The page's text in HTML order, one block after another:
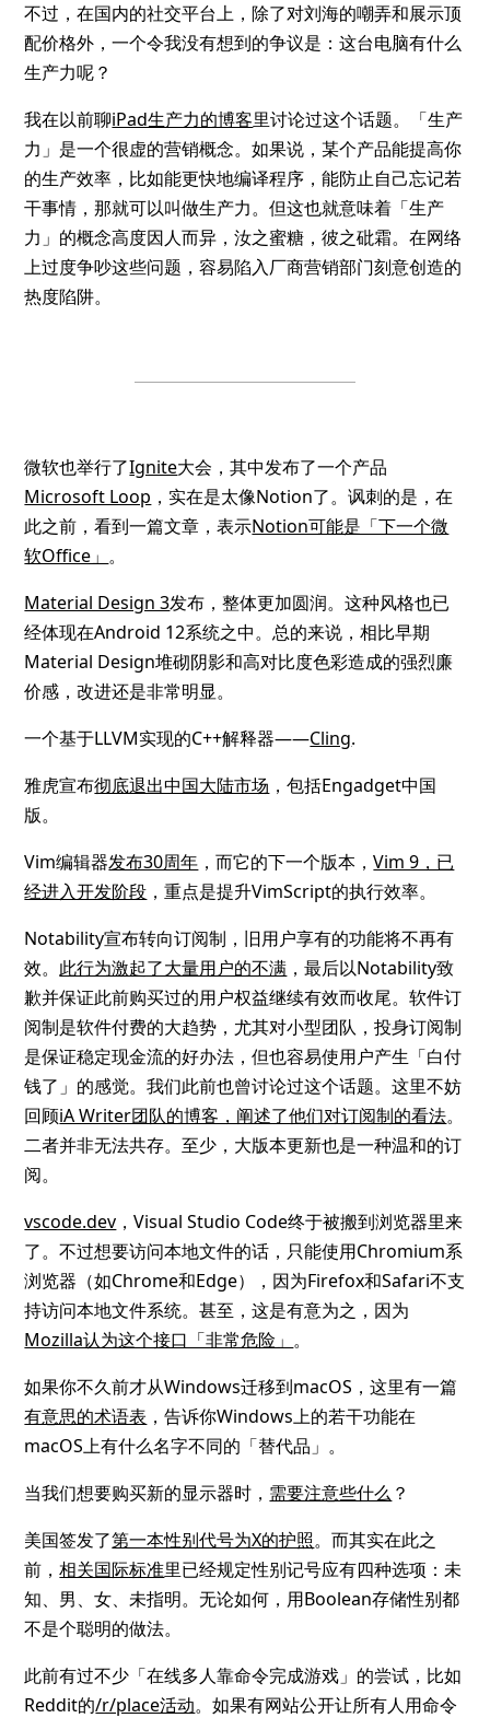
不过，在国内的社交平台上，除了对刘海的嘲弄和展示顶
配价格外，一个令我没有想到的争议是：这台电脑有什么
生产力呢？
我在以前聊iPad生产力的博客里讨论过这个话题。「生产
力」是一个很虚的营销概念。如果说，某个产品能提高你
的生产效率，比如能更快地编译程序，能防止自己忘记若
干事情，那就可以叫做生产力。但这也就意味着「生产
力」的概念高度因人而异，汝之蜜糖，彼之砒霜。在网络
上过度争吵这些问题，容易陷入厂商营销部门刻意创造的
热度陷阱。
微软也举行了Ignite大会，其中发布了一个产品
Microsoft Loop ，实在是太像Notion了。讽刺的是，在
此之前，看到一篇文章，表示Notion可能是「下一个微
软Office」 。
Material Design 3发布，整体更加圆润。这种风格也已
经体现在Android 12系统之中。总的来说，相比早期
Material Design堆砌阴影和高对比度色彩造成的强烈廉
价感，改进还是非常明显。
一个基于LLVM实现的C++解释器——Cling.
雅虎宣布彻底退出中国大陆市场 ，包括Engadget中国
版。
Vim编辑器发布30周年 ，而它的下一个版本，Vim 9，已
经进入开发阶段 ，重点是提升VimScript的执行效率。
Notability宣布转向订阅制，旧用户享有的功能将不再有
效。 此行为激起了大量用户的不满 ，最后以Notability致
歉并保证此前购买过的用户权益继续有效而收尾。软件订
阅制是软件付费的大趋势，尤其对小型团队，投身订阅制
是保证稳定现金流的好办法，但也容易使用户产生「白付
钱了」的感觉。我们此前也曾讨论过这个话题。这里不妨
回顾iA Writer团队的博客，阐述了他们对订阅制的看法。
二者并非无法共存。至少，大版本更新也是一种温和的订
阅。
vscode.dev ，Visual Studio Code终于被搬到浏览器里来
了。不过想要访问本地文件的话，只能使用Chromium系
浏览器（如Chrome和Edge），因为Firefox和Safari不支
持访问本地文件系统。甚至，这是有意为之，因为
Mozilla认为这个接口「非常危险」 。
如果你不久前才从Windows迁移到macOS，这里有一篇
有意思的术语表 ，告诉你Windows上的若干功能在
macOS上有什么名字不同的「替代品」。
当我们想要购买新的显示器时， 需要注意些什么 ？
美国签发了第一本性别代号为X的护照。而其实在此之
前，相关国际标准里已经规定性别记号应有四种选项：未
知、男、女、未指明。无论如何，用Boolean存储性别都
不是个聪明的做法。
此前有过不少「在线多人靠命令完成游戏」的尝试，比如
Reddit的/r/place活动。如果有网站公开让所有人用命令